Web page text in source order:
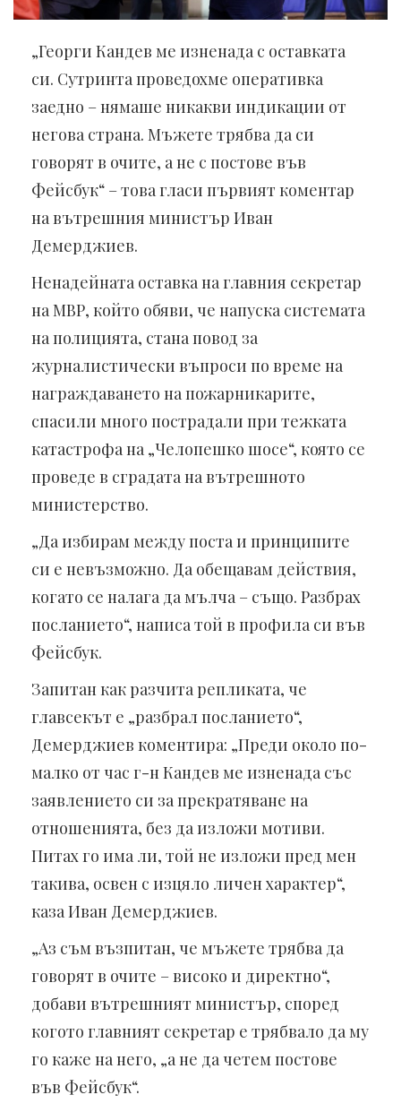
„Георги Кандев ме изненада с оставката
си. Сутринта проведохме оперативка
заедно – нямаше никакви индикации от
негова страна. Мъжете трябва да си
говорят в очите, а не с постове във
Фейсбук“ – това гласи първият коментар
на вътрешния министър Иван
Демерджиев.
Ненадейната оставка на главния секретар
на МВР, който обяви, че напуска системата
на полицията, стана повод за
журналистически въпроси по време на
награждаването на пожарникарите,
спасили много пострадали при тежката
катастрофа на „Челопешко шосе“, която се
проведе в сградата на вътрешното
министерство.
„Да избирам между поста и принципите
си е невъзможно. Да обещавам действия,
когато се налага да мълча – също. Разбрах
посланието“, написа той в профила си във
Фейсбук.
Запитан как разчита репликата, че
главсекът е „разбрал посланието“,
Демерджиев коментира: „Преди около по-
малко от час г-н Кандев ме изненада със
заявлението си за прекратяване на
отношенията, без да изложи мотиви.
Питах го има ли, той не изложи пред мен
такива, освен с изцяло личен характер“,
каза Иван Демерджиев.
„Аз съм възпитан, че мъжете трябва да
говорят в очите – високо и директно“,
добави вътрешният министър, според
когото главният секретар е трябвало да му
го каже на него, „а не да четем постове
във Фейсбук“.